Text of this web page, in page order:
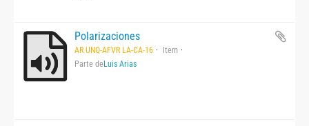
Polarizaciones
AR UNQ-AFVR LA-CA-16
Item
Parte de Luis Arias